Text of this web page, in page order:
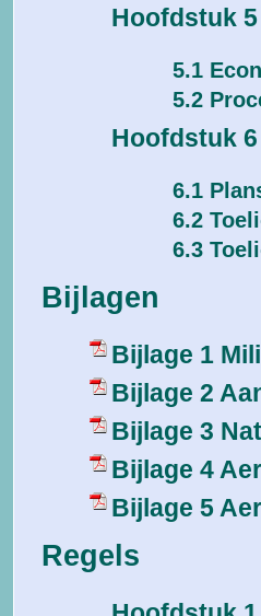
Hoofdstuk
5.1
5.2
Hoofdstuk
6.1
6.2
6.3
Bijlagen
Bijlage 1
Bijlage 2
Bijlage 3
Bijlage 4
Bijlage 5
Regels